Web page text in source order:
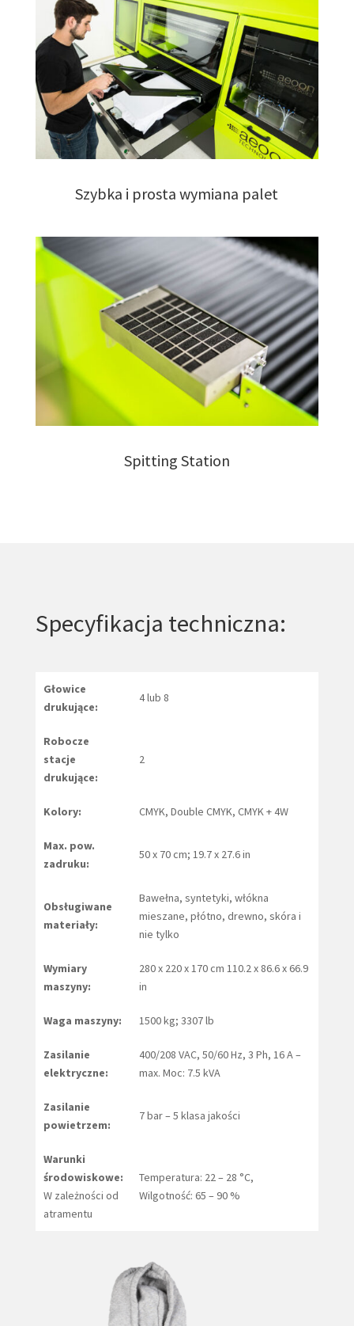
Szybka i prosta wymiana palet
Spitting Station
Specyfikacja techniczna:
Głowice
drukujące:
4 lub 8
Robocze
stacje
drukujące:
2
Kolory: CMYK, Double CMYK, CMYK + 4W
Max. pow.
zadruku:
50 x 70 cm; 19.7 x 27.6 in
Obsługiwane
materiały:
Bawełna, syntetyki, włókna
mieszane, płótno, drewno, skóra i
nie tylko
Wymiary
maszyny:
280 x 220 x 170 cm 110.2 x 86.6 x 66.9
in
Waga maszyny: 1500 kg; 3307 lb
Zasilanie
elektryczne:
400/208 VAC, 50/60 Hz, 3 Ph, 16 A –
max. Moc: 7.5 kVA
Zasilanie
powietrzem:
7 bar – 5 klasa jakości
Warunki
środowiskowe:
W zależności od
atramentu
Temperatura: 22 – 28 °C,
Wilgotność: 65 – 90 %